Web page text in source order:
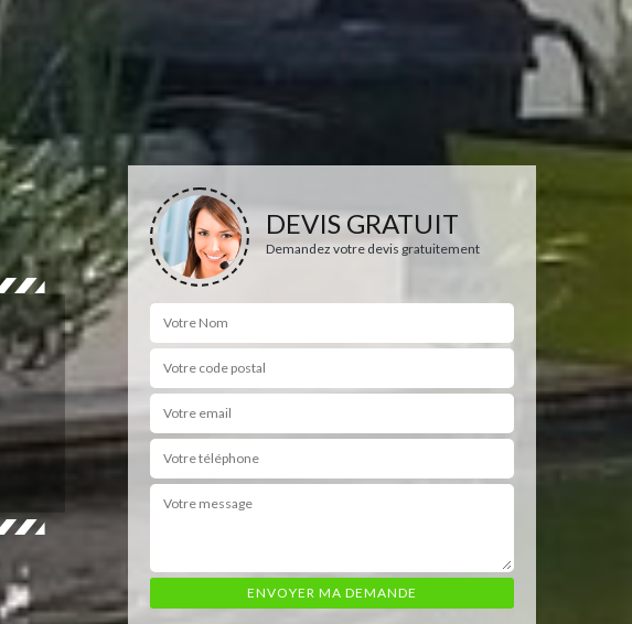
DEVIS GRATUIT
Demandez votre devis gratuitement